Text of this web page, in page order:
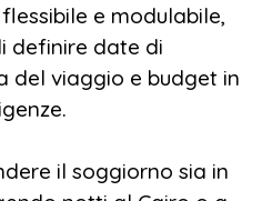
e modulabile,
definire date di
del viaggio e budget in
il soggiorno sia in